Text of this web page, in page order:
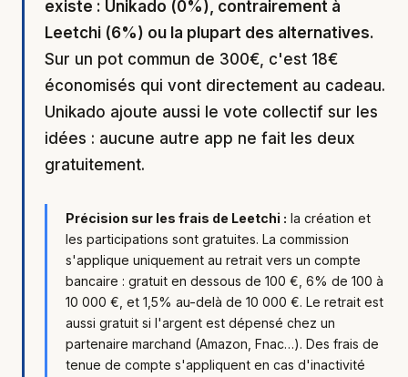
existe : Unikado (0%), contrairement à
Leetchi (6%) ou la plupart des alternatives.
Sur un pot commun de 300€, c'est 18€
économisés qui vont directement au cadeau.
Unikado ajoute aussi le vote collectif sur les
idées : aucune autre app ne fait les deux
gratuitement.
Précision sur les frais de Leetchi : la création et
les participations sont gratuites. La commission
s'applique uniquement au retrait vers un compte
bancaire : gratuit en dessous de 100 €, 6% de 100 à
10 000 €, et 1,5% au-delà de 10 000 €. Le retrait est
aussi gratuit si l'argent est dépensé chez un
partenaire marchand (Amazon, Fnac…). Des frais de
tenue de compte s'appliquent en cas d'inactivité